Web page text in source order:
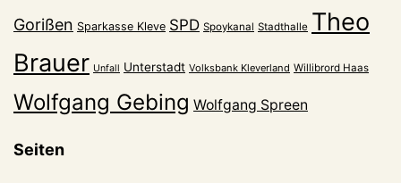
Gorißen Sparkasse Kleve SPD Spoykanal Stadthalle Theo
Brauer Unfall Unterstadt Volksbank Kleverland Willibrord Haas
Wolfgang Gebing Wolfgang Spreen
Seiten